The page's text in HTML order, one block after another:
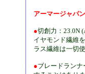
アーマージャパ
●切創力：23.0N
イヤモンド繊維
ラス繊維は一切
●ブレードラン